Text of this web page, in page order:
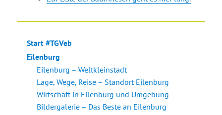
Start #TGVeb
Eilenburg
Eilenburg – Weltkleinstadt
Lage, Wege, Reise – Standort Eilenburg
Wirtschaft in Eilenburg und Umgebung
Bildergalerie – Das Beste an Eilenburg